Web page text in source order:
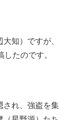
知）ですが、
たのです。
され、強盗を集